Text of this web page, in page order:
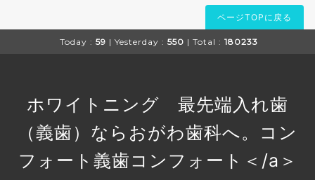
ページTOPに戻る
Today : 59 | Yesterday : 550 | Total : 180233
ホワイトニング 最先端入れ歯
（義歯）ならおがわ歯科へ。コン
フォート義歯コンフォート＜/a＞